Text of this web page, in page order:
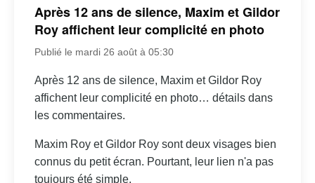
Après 12 ans de silence, Maxim et Gildor
Roy affichent leur complicité en photo
Publié le mardi 26 août à 05:30
Après 12 ans de silence, Maxim et Gildor Roy
affichent leur complicité en photo… détails dans
les commentaires.
Maxim Roy et Gildor Roy sont deux visages bien
connus du petit écran. Pourtant, leur lien n'a pas
toujours été simple.